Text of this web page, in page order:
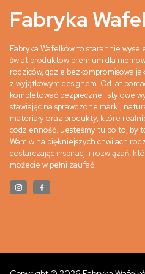
Fabryka
Fabryka Wafelków to starannie
świat produktów premium dla
rodziców, gdzie bezkompromisowa
z wyjątkowym designem. Od lat
kompletować bezpieczne i stylowe
stawiając na sprawdzone marki,
materiały oraz produkty, które
codzienność. Jesteśmy tu po to, by
Wam w najpiękniejszych chwilach
dostarczając inspiracji i rozwiązań,
możecie w pełni zaufać.